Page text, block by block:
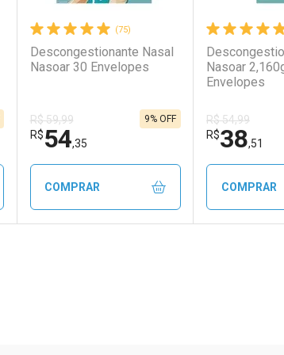
(75)
Descongestionante Nasal
Nasoar 30 Envelopes
R$ 59,99
R$54,35
9% OFF
COMPRAR
Nasoar
Envelopes
R$ 54,99
R$38,51
COMPRAR